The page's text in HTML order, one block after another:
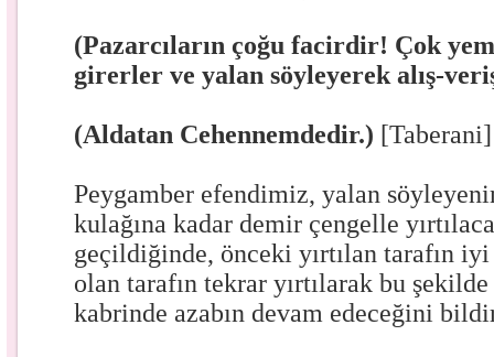
(Pazarcıların çoğu facirdir! Çok
girerler ve yalan söyleyerek alış-
(Aldatan Cehennemdedir.) [Taberani]
Peygamber efendimiz, yalan
kulağına kadar demir çengelle
geçildiğinde, önceki yırtılan tarafın iyi
olan tarafın tekrar yırtılarak bu
kabrinde azabın devam edeceğini